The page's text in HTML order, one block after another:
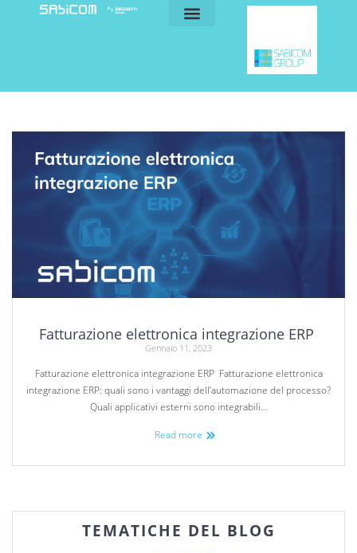
Fatturazione elettronica integrazione ERP
Gennaio 11, 2023
Fatturazione elettronica integrazione ERP Fatturazione elettronica
integrazione ERP: quali sono i vantaggi dell’automazione del processo?
Quali applicativi esterni sono integrabili…
Read more
TEMATICHE DEL BLOG